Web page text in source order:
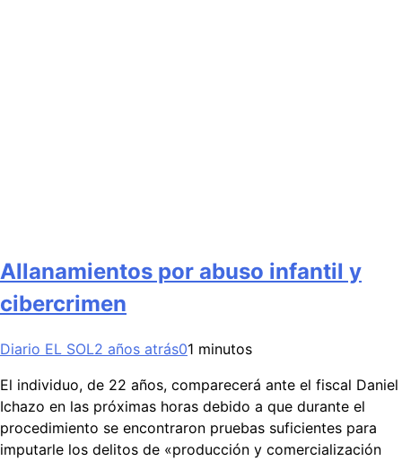
Allanamientos por abuso infantil y
cibercrimen
Diario EL SOL2 años atrás01 minutos
El individuo, de 22 años, comparecerá ante el fiscal Daniel
Ichazo en las próximas horas debido a que durante el
procedimiento se encontraron pruebas suficientes para
imputarle los delitos de «producción y comercialización